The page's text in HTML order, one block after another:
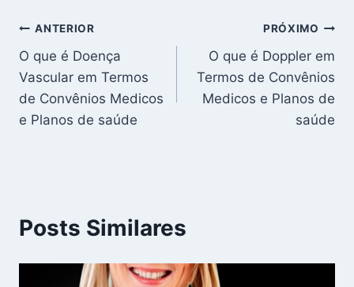
Navegação
de
Post
ANTERIOR
O que é Doença
Vascular em Termos
de Convênios Medicos
e Planos de saúde
PRÓXIMO
O que é Doppler em
Termos de Convênios
Medicos e Planos de
saúde
Posts Similares